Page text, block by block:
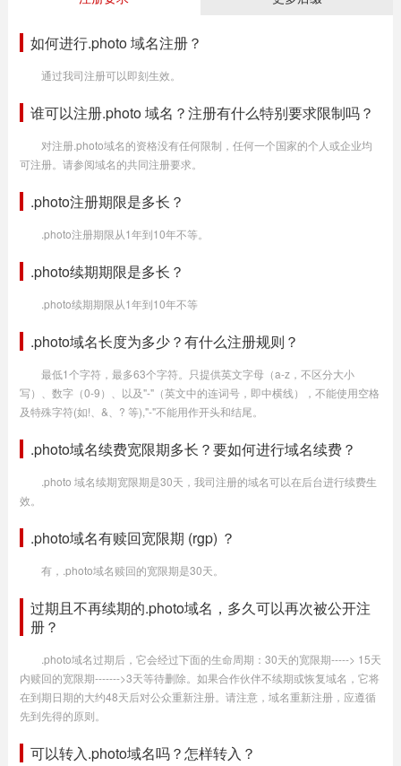
如何进行.photo 域名注册？
通过我司注册可以即刻生效。
谁可以注册.photo 域名？注册有什么特别要求限制吗？
对注册.photo域名的资格没有任何限制，任何一个国家的个人或企业均
可注册。请参阅域名的共同注册要求。
.photo注册期限是多长？
.photo注册期限从1年到10年不等。
.photo续期期限是多长？
.photo续期期限从1年到10年不等
.photo域名长度为多少？有什么注册规则？
最低1个字符，最多63个字符。只提供英文字母（a-z，不区分大小
写）、数字（0-9）、以及"-"（英文中的连词号，即中横线），不能使用空格
及特殊字符(如!、&、? 等),"-"不能用作开头和结尾。
.photo域名续费宽限期多长？要如何进行域名续费？
.photo 域名续期宽限期是30天，我司注册的域名可以在后台进行续费生
效。
.photo域名有赎回宽限期 (rgp) ？
有，.photo域名赎回的宽限期是30天。
过期且不再续期的.photo域名，多久可以再次被公开注
册？
.photo域名过期后，它会经过下面的生命周期：30天的宽限期-----> 15天
内赎回的宽限期------->3天等待删除。如果合作伙伴不续期或恢复域名，它将
在到期日期的大约48天后对公众重新注册。请注意，域名重新注册，应遵循
先到先得的原则。
可以转入.photo域名吗？怎样转入？